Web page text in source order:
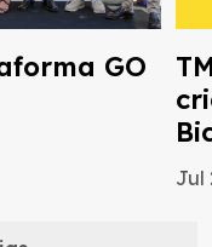
GO
Jul